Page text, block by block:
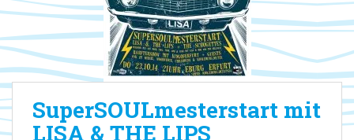
SuperSOULmesterstart mit
LISA & THE LIPS